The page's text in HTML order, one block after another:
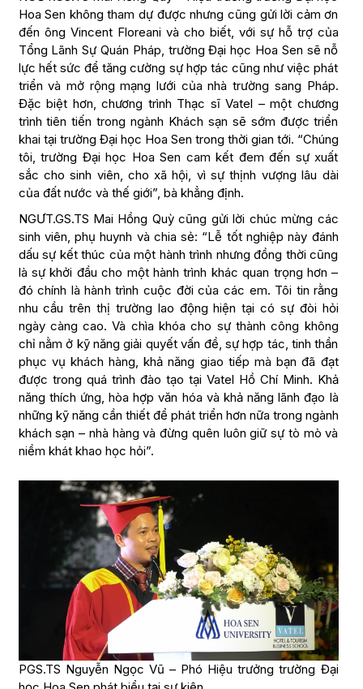
Hoa Sen không tham dự được nhưng cũng gửi lời cảm ơn
đến ông Vincent Floreani và cho biết, với sự hỗ trợ của
Tổng Lãnh Sự Quán Pháp, trường Đại học Hoa Sen sẽ nỗ
lực hết sức để tăng cường sự hợp tác cũng như việc phát
triển và mở rộng mạng lưới của nhà trường sang Pháp.
Đặc biệt hơn, chương trình Thạc sĩ Vatel – một chương
trình tiên tiến trong ngành Khách sạn sẽ sớm được triển
khai tại trường Đại học Hoa Sen trong thời gian tới. “Chúng
tôi, trường Đại học Hoa Sen cam kết đem đến sự xuất
sắc cho sinh viên, cho xã hội, vì sự thịnh vượng lâu dài
của đất nước và thế giới”, bà khẳng định.
NGƯT.GS.TS Mai Hồng Quỳ cũng gửi lời chúc mừng các
sinh viên, phụ huynh và chia sẻ: “Lễ tốt nghiệp này đánh
dấu sự kết thúc của một hành trình nhưng đồng thời cũng
là sự khởi đầu cho một hành trình khác quan trọng hơn –
đó chính là hành trình cuộc đời của các em. Tôi tin rằng
nhu cầu trên thị trường lao động hiện tại có sự đòi hỏi
ngày càng cao. Và chìa khóa cho sự thành công không
chỉ nằm ở kỹ năng giải quyết vấn đề, sự hợp tác, tinh thần
phục vụ khách hàng, khả năng giao tiếp mà bạn đã đạt
được trong quá trình đào tạo tại Vatel Hồ Chí Minh. Khả
năng thích ứng, hòa hợp văn hóa và khả năng lãnh đạo là
những kỹ năng cần thiết để phát triển hơn nữa trong ngành
khách sạn – nhà hàng và đừng quên luôn giữ sự tò mò và
niềm khát khao học hỏi”.
PGS.TS Nguyễn Ngọc Vũ – Phó Hiệu trưởng trường Đại